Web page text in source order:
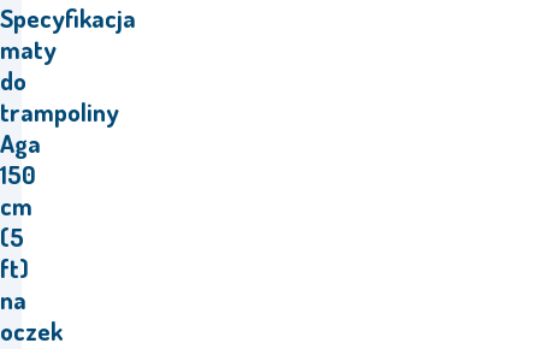
Specyfikacja
maty
do
trampoliny
Aga
150
cm
(5
ft)
na
oczek